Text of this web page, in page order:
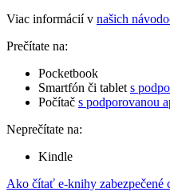
Viac informácií v našich
Prečítate na:
Pocketbook
Smartfón či tablet s
Počítač s podporovanou
Neprečítate na:
Kindle
Ako čítať e-knihy zabezpečené